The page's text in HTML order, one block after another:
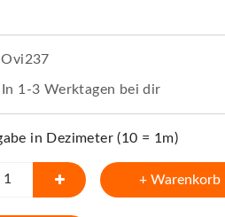
Ovi237
In 1-3 Werktagen bei dir
in Dezimeter (10 = 1m)
+ Warenkorb